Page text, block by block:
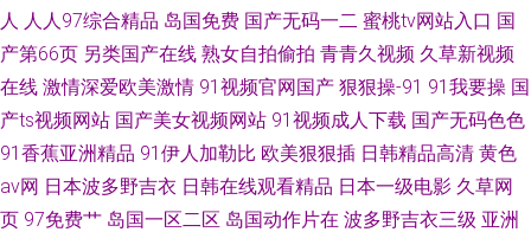
人 人人97综合精品 岛国免费 国产无码一二 蜜桃tv网站入口 国
产第66页 另类国产在线 熟女自拍偷拍 青青久视频 久草新视频
在线 激情深爱欧美激情 91视频官网国产 狠狠操-91 91我要操 国
产ts视频网站 国产美女视频网站 91视频成人下载 国产无码色色
91香蕉亚洲精品 91伊人加勒比 欧美狠狠插 日韩精品高清 黄色
av网 日本波多野吉衣 日韩在线观看精品 日本一级电影 久草网
页 97免费艹 岛国一区二区 岛国动作片在 波多野吉衣三级 亚洲